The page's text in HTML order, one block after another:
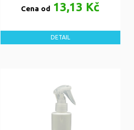
Cena od 13,13 Kč
DETAIL